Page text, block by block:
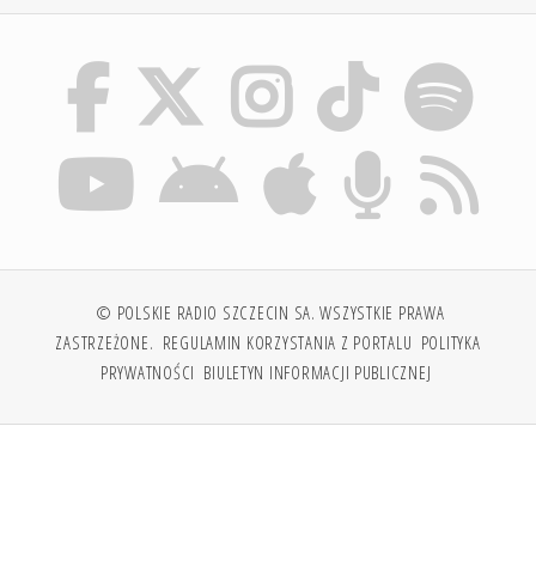
© POLSKIE RADIO SZCZECIN SA. WSZYSTKIE PRAWA
ZASTRZEŻONE. REGULAMIN KORZYSTANIA Z PORTALU POLITYKA
PRYWATNOŚCI BIULETYN INFORMACJI PUBLICZNEJ